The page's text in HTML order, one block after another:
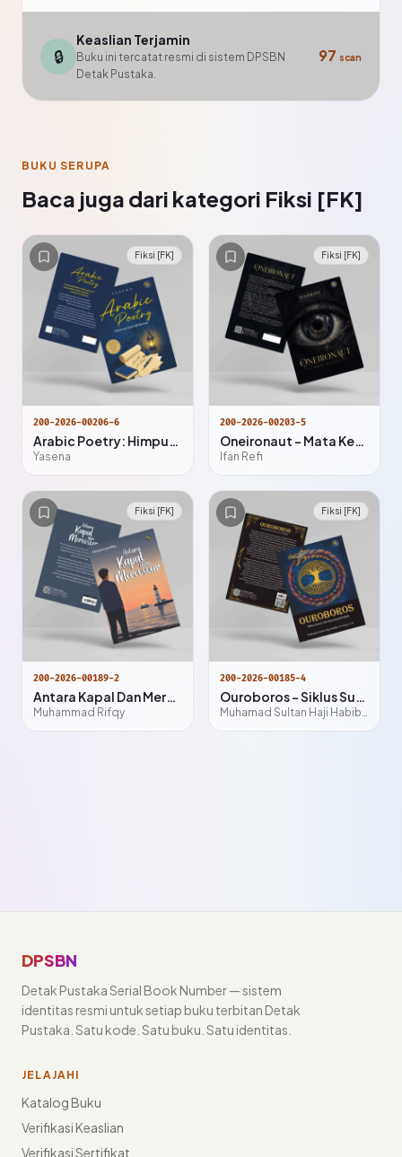
🔒
Keaslian Terjamin
Buku ini tercatat resmi di sistem DPSBN
Detak Pustaka.
97 scan
BUKU SERUPA
Baca juga dari kategori Fiksi [FK]
Fiksi [FK]
200-2026-00206-6
Arabic Poetry: Himpunan Syair Tak Bertuan
Yasena
Fiksi [FK]
200-2026-00203-5
Oneironaut - Mata Ketiga
Ifan Refi
Fiksi [FK]
200-2026-00189-2
Antara Kapal Dan Mercusuar
Muhammad Rifqy
Fiksi [FK]
200-2026-00185-4
Ouroboros – Siklus Sunyi, Hening yang Menjadi
Muhamad Sultan Haji Habibie Al-Tawaf, S.M.
DPSBN
Detak Pustaka Serial Book Number — sistem
identitas resmi untuk setiap buku terbitan Detak
Pustaka. Satu kode. Satu buku. Satu identitas.
JELAJAHI
Katalog Buku
Verifikasi Keaslian
Verifikasi Sertifikat